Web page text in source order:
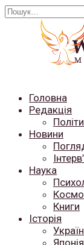
Перейти
Search
Головна
Редакція
Новини
Наука
Книги
Історія
Японія